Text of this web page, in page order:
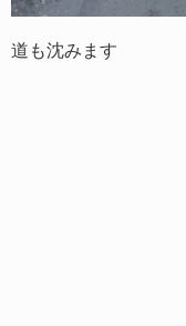
道も沈みます